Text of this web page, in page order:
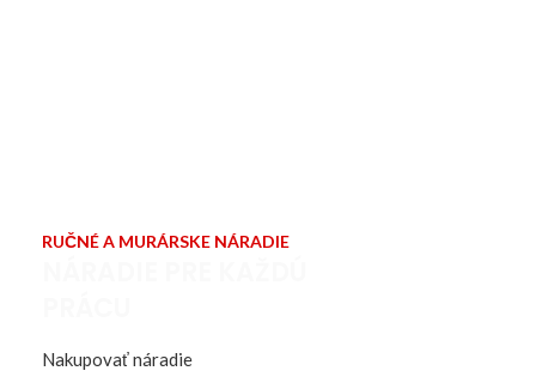
RUČNÉ A MURÁRSKE NÁRADIE
Nakupovať náradie